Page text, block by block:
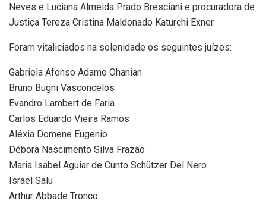
Neves e Luciana Almeida Prado Bresciani e procuradora de
Justiça Tereza Cristina Maldonado Katurchi Exner.
Foram vitaliciados na solenidade os seguintes juízes:
Gabriela Afonso Adamo Ohanian
Bruno Bugni Vasconcelos
Evandro Lambert de Faria
Carlos Eduardo Vieira Ramos
Aléxia Domene Eugenio
Débora Nascimento Silva Frazão
Maria Isabel Aguiar de Cunto Schützer Del Nero
Israel Salu
Arthur Abbade Tronco